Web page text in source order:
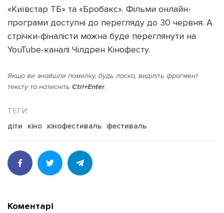
«Київстар ТБ» та «Бробакс». Фільми онлайн-
програми доступні до перегляду до 30 червня. А
стрічки-фіналісти можна буде переглянути на
YouTube-каналі Чілдрен Кінофесту.
Якщо ви знайшли помилку, будь ласка, виділіть фрагмент
тексту та натисніть Ctrl+Enter.
діти кіно кінофестиваль фестиваль
Коментарі